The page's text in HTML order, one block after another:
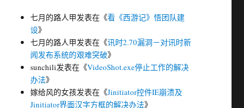
七月的路人甲发表在《看《西游记》悟团队建
设》
七月的路人甲发表在《讯时2.70漏洞－对讯时新
闻发布系统的艰难突破》
sunchili发表在《VideoShot.exe停止工作的解决
办法》
嫁给风的女孩发表在《Jinitiator控件IE崩溃及
Jinitiator界面汉字方框的解决办法》